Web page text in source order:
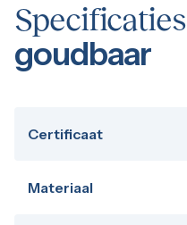
Specificaties
goudbaar
Certificaat
Materiaal